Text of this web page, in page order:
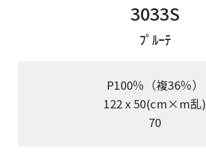
3033S
ﾌﾟﾙｰﾃ
P100％（複36％）
122 x 50(cm×m乱)
70